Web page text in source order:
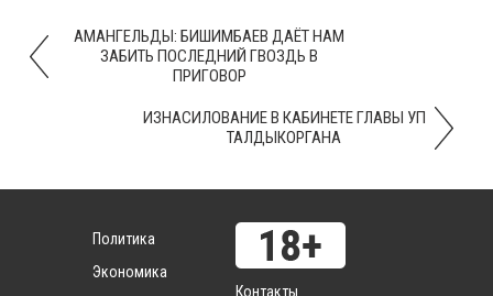
АМАНГЕЛЬДЫ: БИШИМБАЕВ ДАЁТ НАМ
ЗАБИТЬ ПОСЛЕДНИЙ ГВОЗДЬ В
ПРИГОВОР
ИЗНАСИЛОВАНИЕ В КАБИНЕТЕ ГЛАВЫ УП
ТАЛДЫКОРГАНА
Политика
Экономика
Контакты